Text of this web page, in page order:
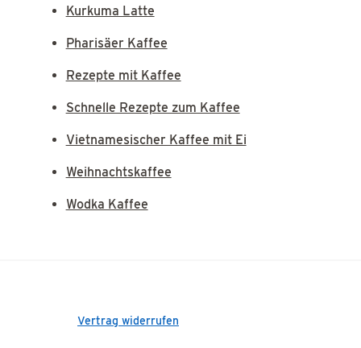
Kurkuma Latte
Pharisäer Kaffee
Rezepte mit Kaffee
Schnelle Rezepte zum Kaffee
Vietnamesischer Kaffee mit Ei
Weihnachtskaffee
Wodka Kaffee
Vertrag widerrufen